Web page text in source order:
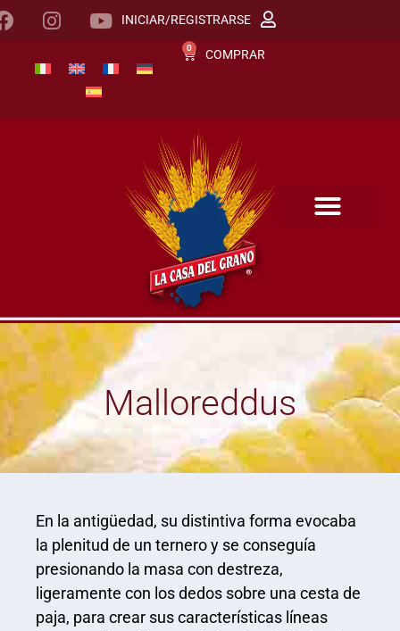
INICIAR/REGISTRARSE
0 COMPRAR
Malloreddus
En la antigüedad, su distintiva forma evocaba
la plenitud de un ternero y se conseguía
presionando la masa con destreza,
ligeramente con los dedos sobre una cesta de
paja, para crear sus características líneas